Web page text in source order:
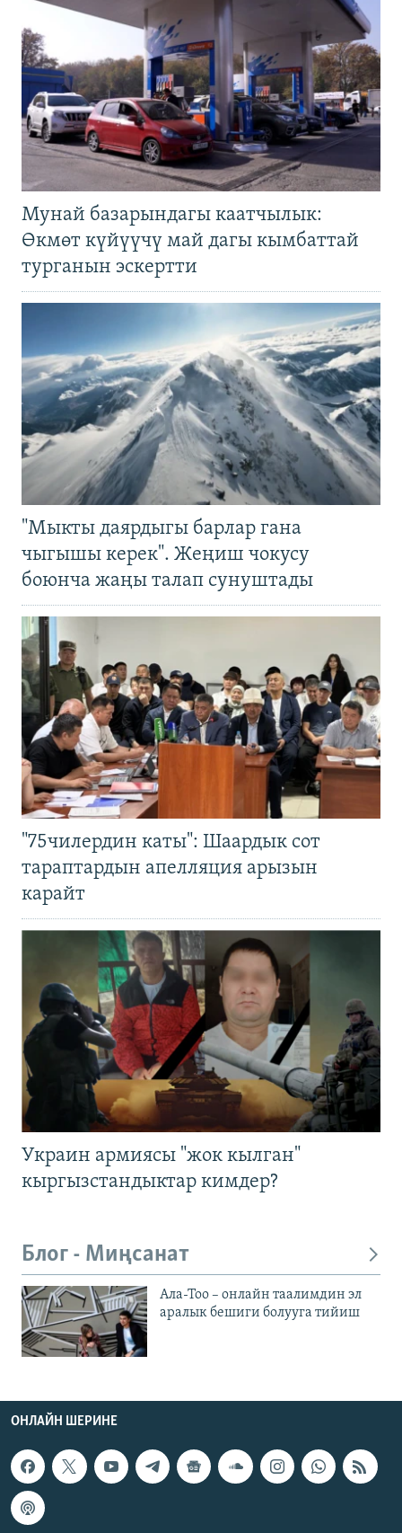
Мунай базарындагы каатчылык:
Өкмөт күйүүчү май дагы кымбаттай
турганын эскертти
"Мыкты даярдыгы барлар гана
чыгышы керек". Жеңиш чокусу
боюнча жаңы талап сунуштады
"75чилердин каты": Шаардык сот
тараптардын апелляция арызын
карайт
Украин армиясы "жок кылган"
кыргызстандыктар кимдер?
Блог - Миңсанат
Ала-Тоо – онлайн таалимдин эл
аралык бешиги болууга тийиш
ОНЛАЙН ШЕРИНЕ